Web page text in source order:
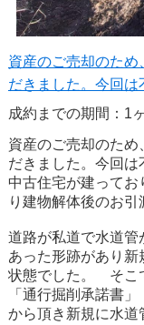
資産のご売却のた
だきました。今回は
成約までの期間：1
資産のご売却のた
だきました。今回は
中古住宅が建ってお
り建物解体後のお引
道路が私道で水道
あった形跡があり
状態でした。 そこ
「通行掘削承諾書
から頂き新規に水道